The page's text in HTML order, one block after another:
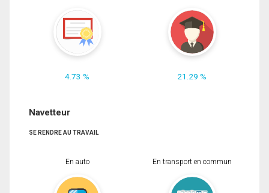
4.73 % 21.29 %
Navetteur
SE RENDRE AU TRAVAIL
En auto En transport en commun